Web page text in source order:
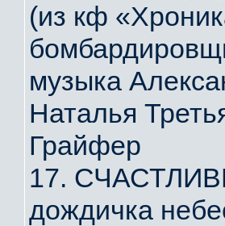
(из кф
музыка
Наталья
Грайфер
17.
дождичка